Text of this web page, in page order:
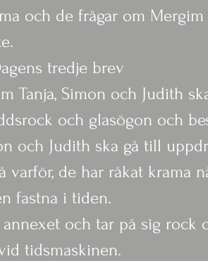
och de frågar om
tredje brev
Tanja, Simon och Judith
och glasögon och
och Judith ska gå till
varför, de har råkat krama
fastna i tiden.
annexet och tar på sig rock
tidsmaskinen.